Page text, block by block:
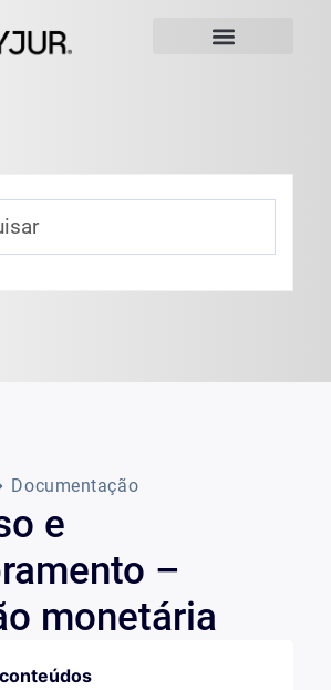
Documentação
e
–
monetária